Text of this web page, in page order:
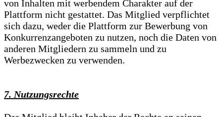
von Inhalten mit werbendem Charakter auf der
Plattform nicht gestattet. Das Mitglied verpflichtet
sich dazu, weder die Plattform zur Bewerbung von
Konkurrenzangeboten zu nutzen, noch die Daten von
anderen Mitgliedern zu sammeln und zu
Werbezwecken zu verwenden.
7. Nutzungsrechte